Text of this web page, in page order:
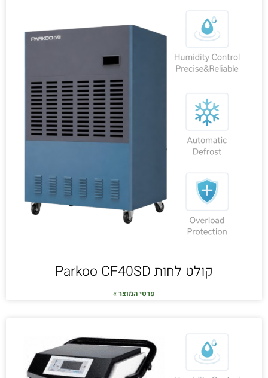
קולט לחות Parkoo CF40SD
פרטי המוצר »